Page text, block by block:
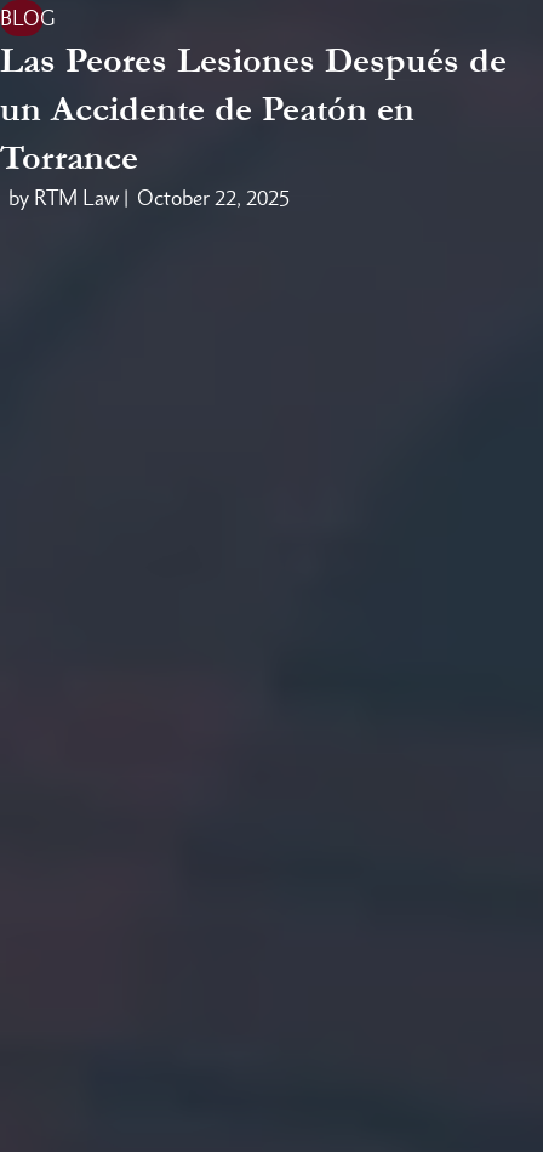
BLOG
Las Peores Lesiones Después de
un Accidente de Peatón en
Torrance
by RTM Law | October 22, 2025